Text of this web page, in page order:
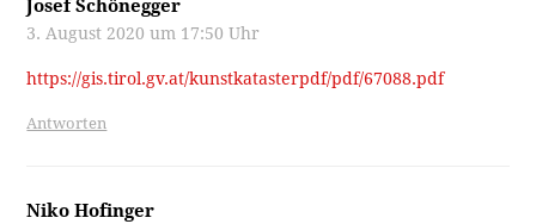
Josef Schönegger
3. August 2020 um 17:50 Uhr
https://gis.tirol.gv.at/kunstkatasterpdf/pdf/67088.pdf
Antworten
Niko Hofinger